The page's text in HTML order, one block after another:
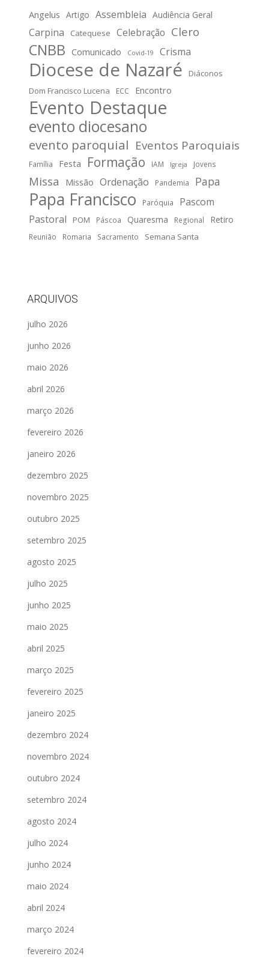
Angelus Artigo Assembleia Audiência Geral
Carpina Catequese Celebração Clero
CNBB Comunicado Covid-19 Crisma
Diocese de Nazaré
Diáconos
Dom Francisco Lucena
ECC Encontro
Evento Destaque
evento diocesano
evento paroquial Eventos Paroquiais
Família Festa Formação IAM Igreja Jovens
Missa Missão Ordenação Pandemia Papa
Papa Francisco Paróquia
Pascom
Pastoral
POM Páscoa Quaresma Regional Retiro
Reunião Romaria Sacramento Semana Santa
ARQUIVOS
julho 2026
junho 2026
maio 2026
abril 2026
março 2026
fevereiro 2026
janeiro 2026
dezembro 2025
novembro 2025
outubro 2025
setembro 2025
agosto 2025
julho 2025
junho 2025
maio 2025
abril 2025
março 2025
fevereiro 2025
janeiro 2025
dezembro 2024
novembro 2024
outubro 2024
setembro 2024
agosto 2024
julho 2024
junho 2024
maio 2024
abril 2024
março 2024
fevereiro 2024